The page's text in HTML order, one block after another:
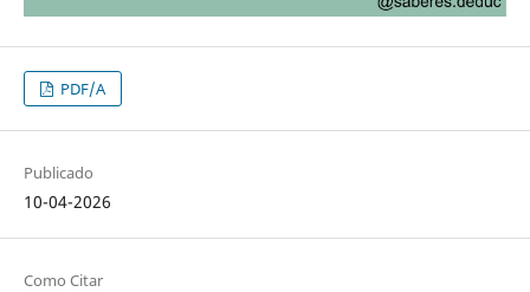
PDF/A
Publicado
10-04-2026
Como Citar